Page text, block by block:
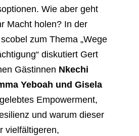
Wie aber geht
Macht holen? In der
zum Thema „Wege
diskutiert Gert
Gästinnen Nkechi
Yeboah und Gisela
Empowerment,
und warum dieser
vielfältigeren,